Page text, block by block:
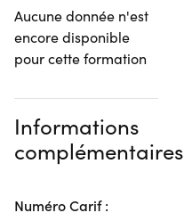
Aucune donnée n'est
encore disponible
pour cette formation
Informations
complémentaires
Numéro Carif :